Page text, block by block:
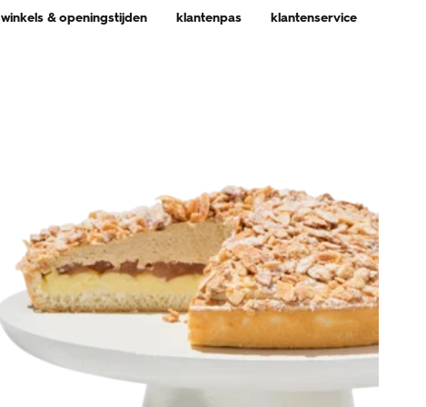
winkels & openingstijden klantenpas klantenservice